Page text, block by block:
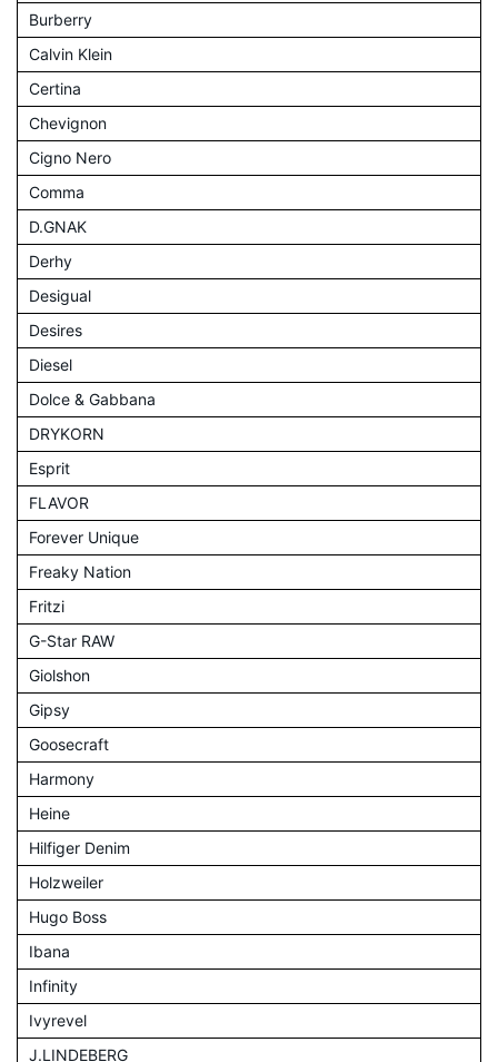
Burberry
Calvin Klein
Certina
Chevignon
Cigno Nero
Comma
D.GNAK
Derhy
Desigual
Desires
Diesel
Dolce & Gabbana
DRYKORN
Esprit
FLAVOR
Forever Unique
Freaky Nation
Fritzi
G-Star RAW
Giolshon
Gipsy
Goosecraft
Harmony
Heine
Hilfiger Denim
Holzweiler
Hugo Boss
Ibana
Infinity
Ivyrevel
J.LINDEBERG